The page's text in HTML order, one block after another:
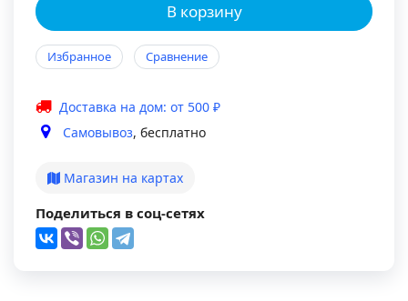
В корзину
Избранное Сравнение
Доставка на дом: от 500 ₽
Самовывоз, бесплатно
Магазин на картах
Поделиться в соц-сетях